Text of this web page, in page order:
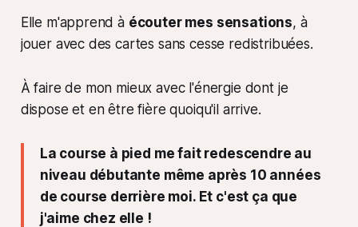
Elle m'apprend à écouter mes sensations, à
jouer avec des cartes sans cesse redistribuées.
À faire de mon mieux avec l'énergie dont je
dispose et en être fière quoiqu'il arrive.
La course à pied me fait redescendre au
niveau débutante même après 10 années
de course derrière moi. Et c'est ça que
j'aime chez elle !